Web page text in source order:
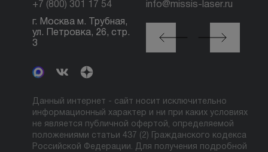
+7 (800) 301 17 54 info@missis-laser.ru
г. Москва м. Трубная,
ул. Петровка, 26, стр.
3
г. Москва м./МЦК
Автозаводская, ул.
Сайкина, 19
Данный интернет - сайт носит исключительно
информационный характер и ни при каких условиях
не является публичной офертой, определяемой
положениями статьи 437 (2) Гражданского кодекса
Российской Федерации. Для получения подробной